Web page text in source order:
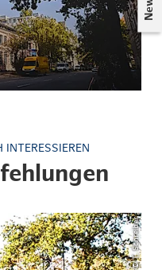
INTERESSIEREN
© T. Schreiber